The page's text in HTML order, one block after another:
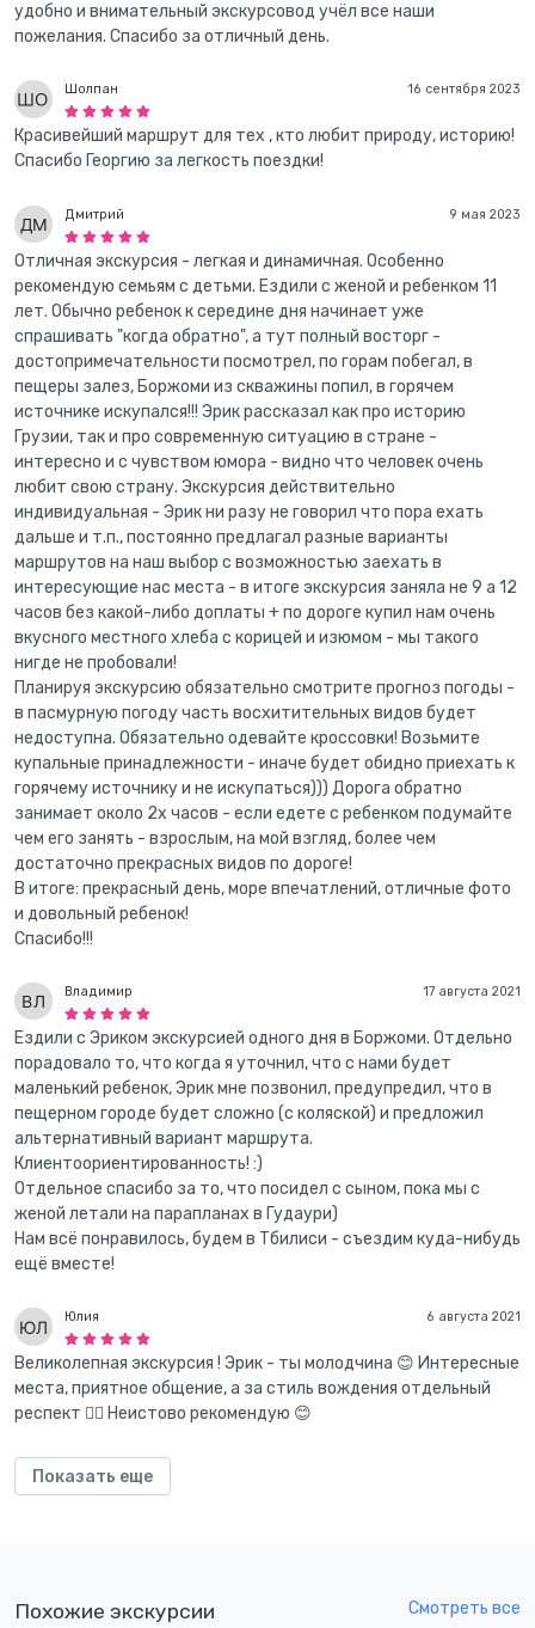
удобно и внимательный экскурсовод учёл все наши
пожелания. Спасибо за отличный день.
16 сентября 2023
Шолпан
Красивейший маршрут для тех , кто любит природу, историю!
Спасибо Георгию за легкость поездки!
9 мая 2023
Дмитрий
Отличная экскурсия - легкая и динамичная. Особенно
рекомендую семьям с детьми. Ездили с женой и ребенком 11
лет. Обычно ребенок к середине дня начинает уже
спрашивать "когда обратно", а тут полный восторг -
достопримечательности посмотрел, по горам побегал, в
пещеры залез, Боржоми из скважины попил, в горячем
источнике искупался!!! Эрик рассказал как про историю
Грузии, так и про современную ситуацию в стране -
интересно и с чувством юмора - видно что человек очень
любит свою страну. Экскурсия действительно
индивидуальная - Эрик ни разу не говорил что пора ехать
дальше и т.п., постоянно предлагал разные варианты
маршрутов на наш выбор с возможностью заехать в
интересующие нас места - в итоге экскурсия заняла не 9 а 12
часов без какой-либо доплаты + по дороге купил нам очень
вкусного местного хлеба с корицей и изюмом - мы такого
нигде не пробовали!
Планируя экскурсию обязательно смотрите прогноз погоды -
в пасмурную погоду часть восхитительных видов будет
недоступна. Обязательно одевайте кроссовки! Возьмите
купальные принадлежности - иначе будет обидно приехать к
горячему источнику и не искупаться))) Дорога обратно
занимает около 2х часов - если едете с ребенком подумайте
чем его занять - взрослым, на мой взгляд, более чем
достаточно прекрасных видов по дороге!
В итоге: прекрасный день, море впечатлений, отличные фото
и довольный ребенок!
Спасибо!!!
17 августа 2021
Владимир
Ездили с Эриком экскурсией одного дня в Боржоми. Отдельно
порадовало то, что когда я уточнил, что с нами будет
маленький ребенок, Эрик мне позвонил, предупредил, что в
пещерном городе будет сложно (с коляской) и предложил
альтернативный вариант маршрута.
Клиентоориентированность! :)
Отдельное спасибо за то, что посидел с сыном, пока мы с
женой летали на парапланах в Гудаури)
Нам всё понравилось, будем в Тбилиси - съездим куда-нибудь
ещё вместе!
6 августа 2021
Юлия
Великолепная экскурсия ! Эрик - ты молодчина 😊 Интересные
места, приятное общение, а за стиль вождения отдельный
респект ✊🏻 Неистово рекомендую 😊
Показать еще
Похожие экскурсии Смотреть все